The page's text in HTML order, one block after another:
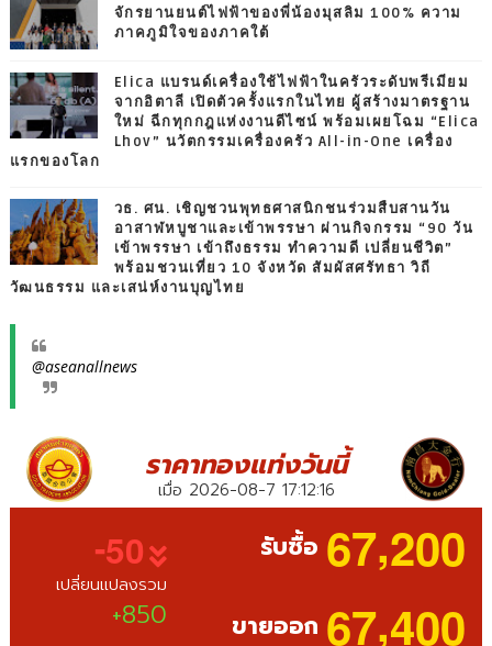
จักรยานยนต์ไฟฟ้าของพี่น้องมุสลิม 100% ความ
ภาคภูมิใจของภาคใต้
Elica แบรนด์เครื่องใช้ไฟฟ้าในครัวระดับพรีเมียม
จากอิตาลี เปิดตัวครั้งแรกในไทย ผู้สร้างมาตรฐาน
ใหม่ ฉีกทุกกฎแห่งงานดีไซน์ พร้อมเผยโฉม “Elica
Lhov” นวัตกรรมเครื่องครัว All-in-One เครื่อง
แรกของโลก
วธ. ศน. เชิญชวนพุทธศาสนิกชนร่วมสืบสานวัน
อาสาฬหบูชาและเข้าพรรษา ผ่านกิจกรรม “90 วัน
เข้าพรรษา เข้าถึงธรรม ทำความดี เปลี่ยนชีวิต”
พร้อมชวนเที่ยว 10 จังหวัด สัมผัสศรัทธา วิถี
วัฒนธรรม และเสน่ห์งานบุญไทย
@aseanallnews